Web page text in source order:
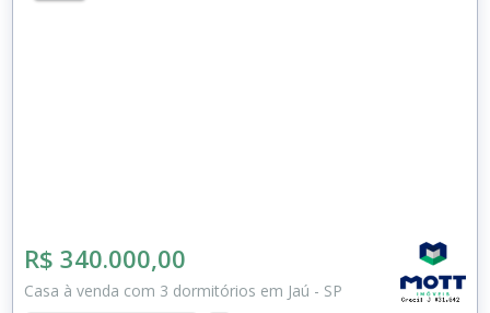
R$ 340.000,00
Casa à venda com 3 dormitórios em Jaú - SP